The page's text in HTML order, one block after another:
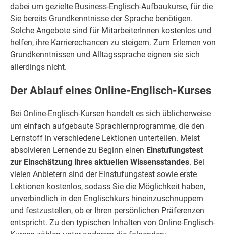
dabei um gezielte Business-Englisch-Aufbaukurse, für die
Sie bereits Grundkenntnisse der Sprache benötigen.
Solche Angebote sind für MitarbeiterInnen kostenlos und
helfen, ihre Karrierechancen zu steigern. Zum Erlernen von
Grundkenntnissen und Alltagssprache eignen sie sich
allerdings nicht.
Der Ablauf eines Online-Englisch-Kurses
Bei Online-Englisch-Kursen handelt es sich üblicherweise
um einfach aufgebaute Sprachlernprogramme, die den
Lernstoff in verschiedene Lektionen unterteilen. Meist
absolvieren Lernende zu Beginn einen Einstufungstest
zur Einschätzung ihres aktuellen Wissensstandes. Bei
vielen Anbietern sind der Einstufungstest sowie erste
Lektionen kostenlos, sodass Sie die Möglichkeit haben,
unverbindlich in den Englischkurs hineinzuschnuppern
und festzustellen, ob er Ihren persönlichen Präferenzen
entspricht. Zu den typischen Inhalten von Online-Englisch-